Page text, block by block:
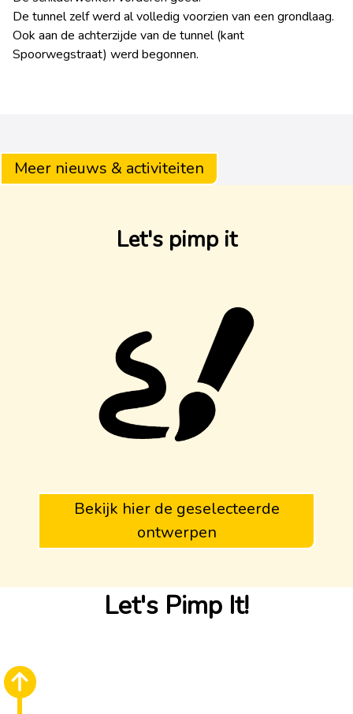
De tunnel zelf werd al volledig voorzien van een grondlaag.
Ook aan de achterzijde van de tunnel (kant
Spoorwegstraat) werd begonnen.
Meer nieuws & activiteiten
Let's pimp it
Bekijk hier de geselecteerde
ontwerpen
Let's Pimp It!